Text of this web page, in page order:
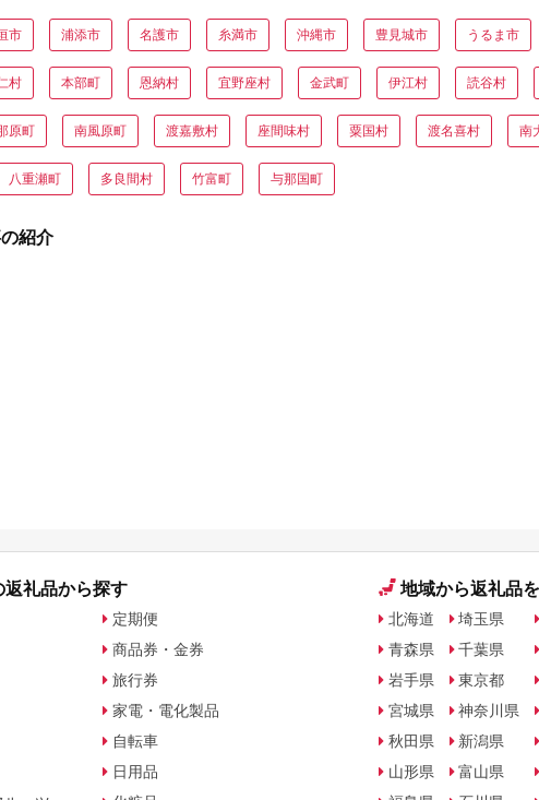
市 浦添市 名護市 糸満市 沖縄市 豊見城市 うるま市
村 本部町 恩納村 宜野座村 金武町 伊江村 読谷村
原町 南風原町 渡嘉敷村 座間味村 粟国村 渡名喜村 南
八重瀬町 多良間村 竹富町 与那国町
紹介
返礼品から探す
定期便
商品券・金券
旅行券
家電・電化製品
自転車
日用品
地域から返礼品
北海道
青森県
岩手県
宮城県
秋田県
山形県
埼玉県
千葉県
東京都
神奈川県
新潟県
富山県